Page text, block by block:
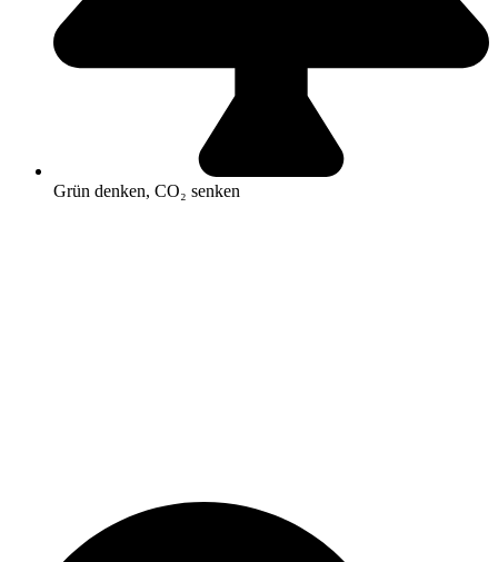
Grün denken, CO₂ senken